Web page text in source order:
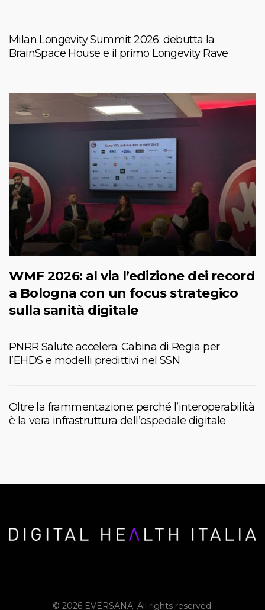
Milan Longevity Summit 2026: debutta la
BrainSpace House e il primo Longevity Rave
WMF 2026: al via l’edizione dei record
a Bologna con un focus strategico
sulla sanità digitale
PNRR Salute accelera: Cabina di Regia per
l’EHDS e modelli predittivi nel SSN
Oltre la frammentazione: perché l’interoperabilità
è la vera infrastruttura dell’ospedale digitale
© 2026 EVERSANA. All rights reserved.